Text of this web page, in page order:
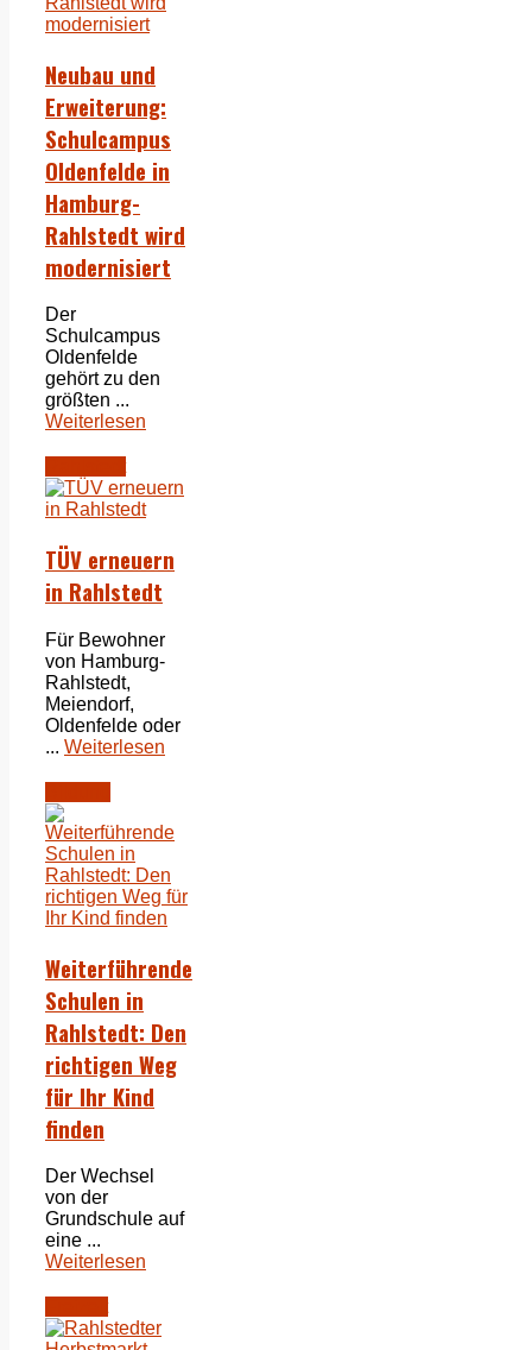
Neubau und
Erweiterung:
Schulcampus
Oldenfelde in
Hamburg-
Rahlstedt wird
modernisiert
Der
Schulcampus
Oldenfelde
gehört zu den
größten ...
Weiterlesen
TÜV erneuern
in Rahlstedt
Für Bewohner
von Hamburg-
Rahlstedt,
Meiendorf,
Oldenfelde oder
... Weiterlesen
Weiterführende
Schulen in
Rahlstedt: Den
richtigen Weg
für Ihr Kind
finden
Der Wechsel
von der
Grundschule auf
eine ...
Weiterlesen